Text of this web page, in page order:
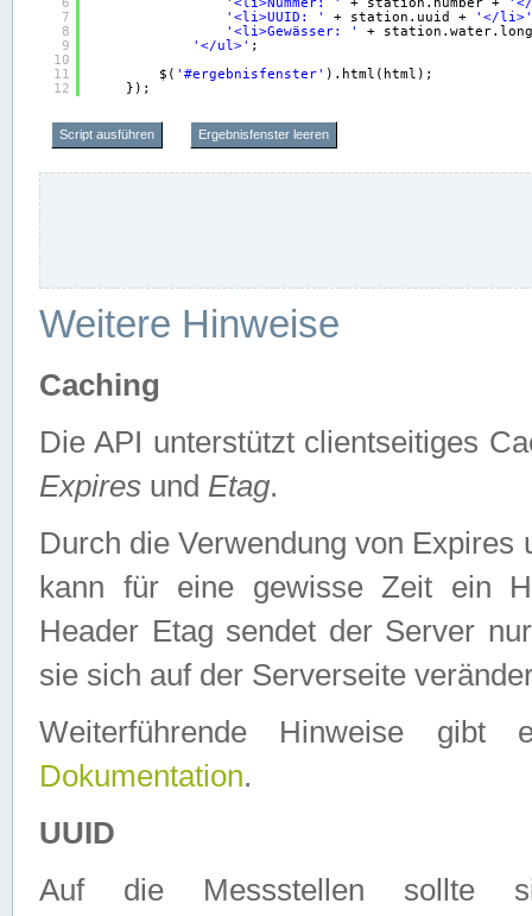
7
8
9
10
11
12
'<li>UUID: '
+ station.uuid +
'</li>'
'<li>Gewässer: '
+
'</ul>' ;
$( '#ergebnisfenster' ).html(html);
});
Script ausführen Ergebnisfenster leeren
Weitere Hinweise
Caching
Die API unterstützt clientseitiges
Expires und Etag.
Durch die Verwendung von
kann für eine gewisse Zeit ein
Header Etag sendet der Server
sie sich auf der Serverseite
Weiterführende Hinweise
Dokumentation.
UUID
Auf die Messstellen sollte